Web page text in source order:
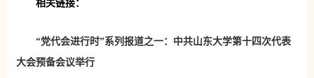
相关链接：
“党代会进行时”系列报道之一：中共山东大学第十四次代表
大会预备会议举行